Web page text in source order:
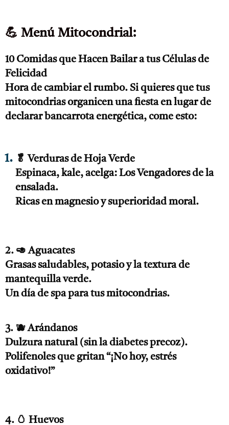
💪 Menú Mitocondrial:
10 Comidas que Hacen Bailar a tus Células de
Felicidad
Hora de cambiar el rumbo. Si quieres que tus
mitocondrias organicen una fiesta en lugar de
declarar bancarrota energética, come esto:
🥬 Verduras de Hoja Verde
Espinaca, kale, acelga: Los Vengadores de la
ensalada.
Ricas en magnesio y superioridad moral.
2. 🥑 Aguacates
Grasas saludables, potasio y la textura de
mantequilla verde.
Un día de spa para tus mitocondrias.
3. 🫐 Arándanos
Dulzura natural (sin la diabetes precoz).
Polifenoles que gritan “¡No hoy, estrés
oxidativo!”
4. 🥚 Huevos